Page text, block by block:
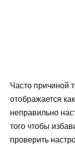
Часто причиной
отображается
неправильно
того чтобы
проверить